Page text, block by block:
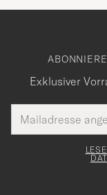
Exklusiver
Mail
Adresse
Tack
för